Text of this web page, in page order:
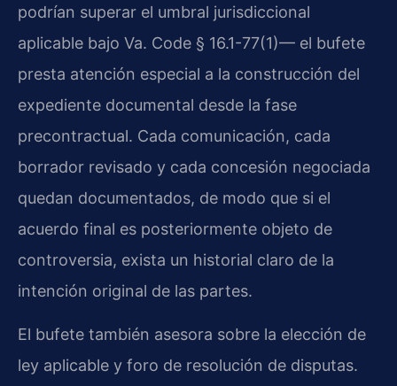
podrían superar el umbral jurisdiccional
aplicable bajo Va. Code § 16.1-77(1)— el bufete
presta atención especial a la construcción del
expediente documental desde la fase
precontractual. Cada comunicación, cada
borrador revisado y cada concesión negociada
quedan documentados, de modo que si el
acuerdo final es posteriormente objeto de
controversia, exista un historial claro de la
intención original de las partes.
El bufete también asesora sobre la elección de
ley aplicable y foro de resolución de disputas.